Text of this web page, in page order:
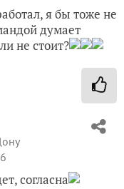
я бы тоже не
думает
не стоит?
согласна